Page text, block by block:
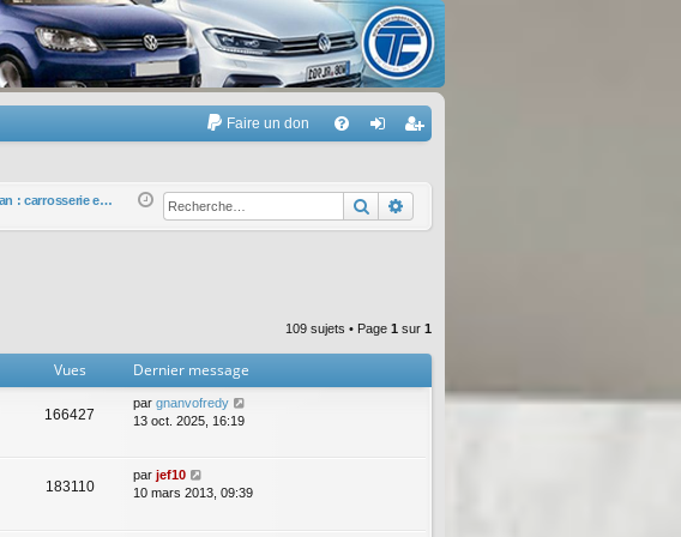
Faire un don
Q ne
xi
nr
eg
r
Touran : carrosserie et éléments de carrosserie Rechercher
109 sujets • Page 1 sur 1
Vues Dernier message
166427
par gnanvofredy
13 oct. 2025, 16:19
183110
par jef10
10 mars 2013, 09:39